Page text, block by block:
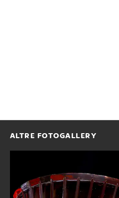
ALTRE FOTOGALLERY